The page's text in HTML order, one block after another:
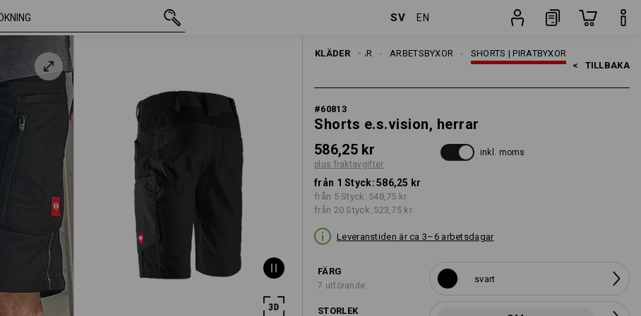
SV EN
KLÄDER SHORTS | PIRATBYXOR
ARBETSBYXOR
HERRAR
< TILLBAKA
#60813
Shorts e.s.vision, herrar
586,25 kr
plus fraktavgifter
inkl. moms
från 1 Styck:586,25 kr
från 5 Styck: 548,75 kr
från 20 Styck: 523,75 kr
Leveranstiden är ca 3–6 arbetsdagar
FÄRG
7 utförande
svart
STORLEK
C44 586,25 kr